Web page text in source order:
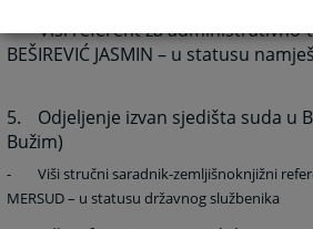
-
Viši referent za
BEŠIREVIĆ JASMIN – u statusu
5.
Odjeljenje izvan sjedišta suda u
Bužim)
-
Viši stručni saradnik-zemljišnoknjižni
MERSUD – u statusu državnog službenika